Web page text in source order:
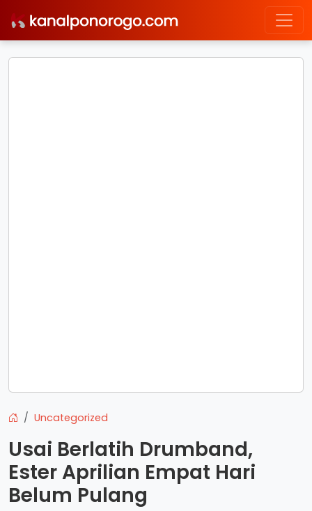
Uncategorized
Usai Berlatih Drumband,
Ester Aprilian Empat Hari
Belum Pulang